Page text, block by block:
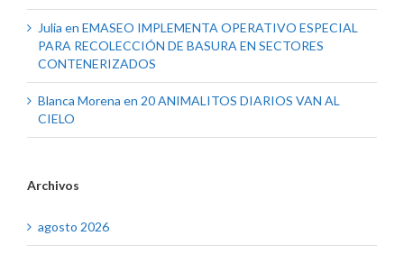
Julia en EMASEO IMPLEMENTA OPERATIVO ESPECIAL
PARA RECOLECCIÓN DE BASURA EN SECTORES
CONTENERIZADOS
Blanca Morena en 20 ANIMALITOS DIARIOS VAN AL
CIELO
Archivos
agosto 2026